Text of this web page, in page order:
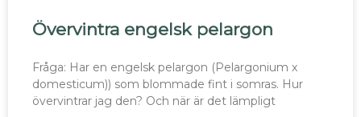
Övervintra engelsk pelargon
Fråga: Har en engelsk pelargon (Pelargonium x
domesticum)) som blommade fint i somras. Hur
övervintrar jag den? Och när är det lämpligt